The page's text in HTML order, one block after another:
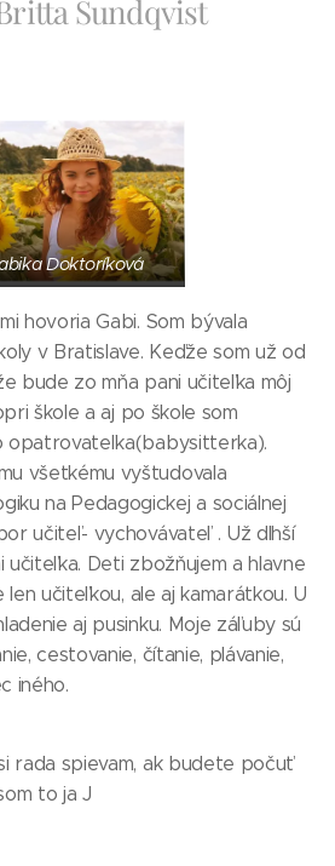
Sundqvist
Doktoríková
hovoria Gabi. Som bývala
v Bratislave. Keďže som už od
bude zo mňa pani učiteľka môj
škole a aj po škole som
opatrovateľka(babysitterka).
všetkému vyštudovala
na Pedagogickej a sociálnej
učiteľ- vychovávateľ . Už dlhší
učiteľka. Deti zbožňujem a hlavne
len učiteľkou, ale aj kamarátkou. U
aj pusinku. Moje záľuby sú
cestovanie, čítanie, plávanie,
iného.
rada spievam, ak budete počuť
to ja J